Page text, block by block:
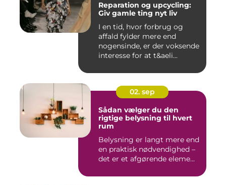
Reparation og upcycling:
Giv gamle ting nyt liv
I en tid, hvor forbrug og
affald fylder mere end
nogensinde, er der voksende
interesse for at t&aeli...
02. sep
Sådan vælger du den
rigtige belysning til hvert
rum
Belysning er langt mere end
en praktisk nødvendighed –
det er et afgørende eleme...